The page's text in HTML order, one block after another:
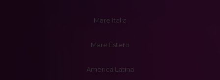
Mare Italia
Mare Estero
America Latina